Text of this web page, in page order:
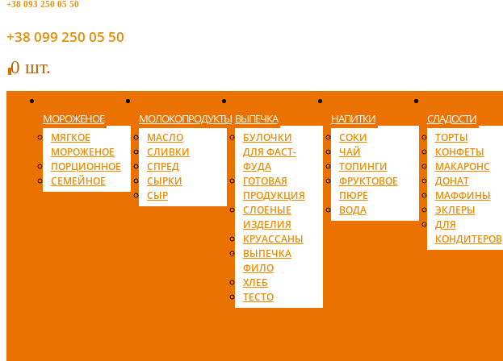
+38 093 250 05 50
+38 099 250 05 50
00 шт.
МОРОЖЕНОЕ
МЯГКОЕ
МОРОЖЕНОЕ
ПОРЦИОННОЕ
СЕМЕЙНОЕ
МОЛОКОПРОДУКТЫ
МАСЛО
СЛИВКИ
СПРЕД
СЫРКИ
СЫР
ВЫПЕЧКА
БУЛОЧКИ
ДЛЯ ФАСТ-
ФУДА
ГОТОВАЯ
ПРОДУКЦИЯ
СЛОЕНЫЕ
ИЗДЕЛИЯ
КРУАССАНЫ
ВЫПЕЧКА
ФИЛО
ХЛЕБ
ТЕСТО
НАПИТКИ
СОКИ
ЧАЙ
ТОПИНГИ
ФРУКТОВОЕ
ПЮРЕ
ВОДА
СЛАДОСТИ
ТОРТЫ
КОНФЕТЫ
МАКАРОНС
ДОНАТ
МАФФИНЫ
ЭКЛЕРЫ
ДЛЯ
КОНДИТЕРОВ